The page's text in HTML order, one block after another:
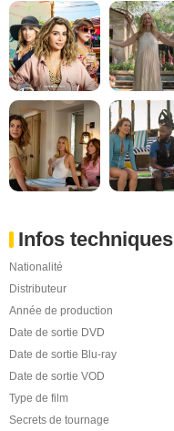
Infos techniques
Nationalité
Distributeur
Année de production
Date de sortie DVD
Date de sortie Blu-ray
Date de sortie VOD
Type de film
Secrets de tournage